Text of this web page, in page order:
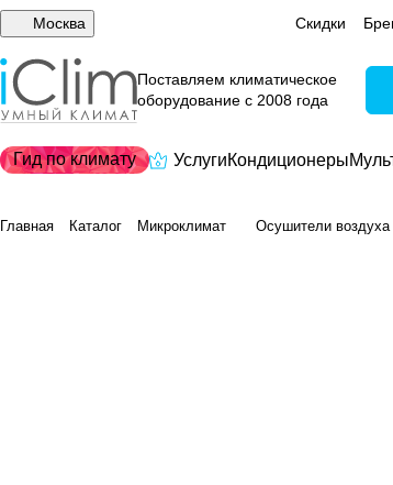
Москва Скидки
Поставляем климатическое
оборудование с 2008 года
Гид по климату УслугиКондиционеры
Главная Каталог Микроклимат Осушители воздуха